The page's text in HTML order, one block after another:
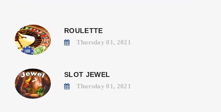
ROULETTE
Thursday 01, 2021
SLOT JEWEL
Thursday 01, 2021